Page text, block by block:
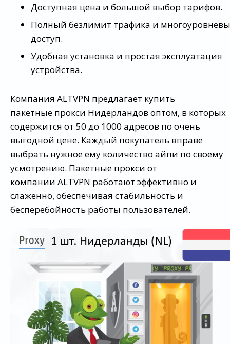
Доступная цена и большой выбор тарифов.
Полный безлимит трафика и
доступ.
Удобная установка и простая эксплуатация
устройства.
Компания ALTVPN предлагает купить
пакетные прокси Нидерландов оптом, в которых
содержится от 50 до 1000 адресов по очень
выгодной цене. Каждый покупатель вправе
выбрать нужное ему количество айпи по своему
усмотрению. Пакетные прокси от
компании ALTVPN работают эффективно и
слаженно, обеспечивая стабильность и
бесперебойность работы пользователей.